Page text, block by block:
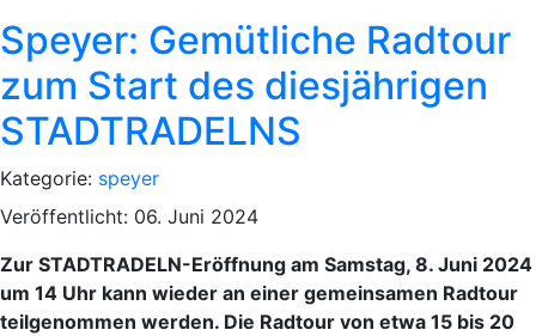
Speyer: Gemütliche Radtour
zum Start des diesjährigen
STADTRADELNS
Kategorie: speyer
Veröffentlicht: 06. Juni 2024
Zur STADTRADELN-Eröffnung am Samstag, 8. Juni 2024
um 14 Uhr kann wieder an einer gemeinsamen Radtour
teilgenommen werden. Die Radtour von etwa 15 bis 20